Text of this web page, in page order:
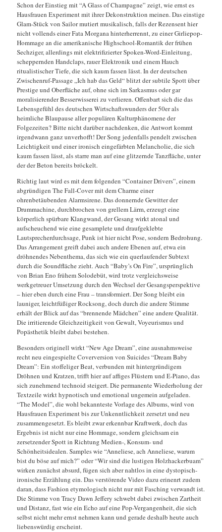
Schon der Einstieg mit “A Glass of Champagne” zeigt, wie ernst es
Hausfrauen Experiment mit ihrer Dekonstruktion meinen. Das einstige
Glam-Stück von Sailor mutiert musikalisch, falls der Rezensent hier
nicht vollends einer Fata Morgana hinterherrennt, zu einer Girliepop-
Hommage an die amerikanische Highschool-Romantik der frühen
Sechziger, allerdings mit elektrifizierter Spoken-Word-Einleitung,
scheppernden Handclaps, rauer Elektronik und einem Hauch
ritualistischer Tiefe, die sich kaum fassen lässt. In der deutschen
Zwischenruf-Passage „Ich hab das Geld“ blitzt der subtile Spott über
Prestige und Oberfläche auf, ohne sich im Sarkasmus oder gar
moralisierender Besserwisserei zu verlieren. Offenbart sich die das
Lebensgefühl des deutschen Wirtschaftswunders der 50er als
heimliche Blaupause aller populären Kulturphänomene der
Folgezeiten? Bitte nicht darüber nachdenken, die Antwort kommt
irgendwann ganz unverhofft! Der Song jedenfalls pendelt zwischen
Leichtigkeit und einer ironisch eingefärbten Melancholie, die sich
kaum fassen lässt, als starre man auf eine glitzernde Tanzfläche, unter
der der Beton bereits bröckelt.
Richtig laut wird es mit dem folgenden “Container Drivers”, einem
abgründigen The Fall-Cover mit dem Charme einer
ohrenbetäubenden Alarmsirene. Das donnernde Gewitter der
Drummachine, durchbrochen von grellem Lärm, erzeugt eine
körperlich spürbare Klangwand, der Gesang wirkt atonal und
aufscheuchend wie eine gesamplete und draufgeklebte
Lautsprecherdurchsage, Punk ist hier nicht Pose, sondern Bedrohung.
Das Arrangement greift dabei auch andere Ebenen auf, etwa ein
dröhnendes Nebenthema, das sich wie ein querlaufender Subtext
durch die Soundfläche zieht. Auch “Baby’s On Fire”, ursprünglich
von Brian Eno frühem Solodebüt, wird trotz vergleichsweise
werkgetreuer Umsetzung durch den Wechsel der Gesangsperspektive
– hier eben durch eine Frau – transformiert. Der Song bleibt ein
launiger, leichtfüßiger Rocksong, doch durch die andere Stimme
erhält der Blick auf das “brennende Mädchen” eine andere Qualität.
Die irritierende Gleichzeitigkeit von Gewalt, Voyeurismus und
Popästhetik bleibt dabei bestehen.
Besonders originell wirkt “New Age Dream”, eine ausnahmsweise
recht neu eingespielte Coverversion von Suicides “Dream Baby
Dream”: Ein stoffeliger Beat, verbunden mit hintergründigem
Dröhnen und Kratzen, trifft hier auf affiges Flüstern und E-Piano, das
sich zunehmend technoid steigert. Die permanente Wiederholung der
Textzeile wirkt hypnotisch und emotional ungemein aufgeladen.
“The Model”, die wohl bekannteste Vorlage des Albums, wird von
Hausfrauen Experiment bis zur Unkenntlichkeit zersetzt und neu
zusammengesetzt. Es bleibt zwar erkennbar Kraftwerk, doch das
Ergebnis ist nicht nur eine Hommage, sondern gleichsam ein
zersetzender Spott in Richtung Medien-, Konsum- und
Schönheitsidealen. Samples wie “Anneliese, ach Anneliese, warum
bist du böse auf mich?” oder “Wir sind die lustigen Holzhackerbuam”
wirken zunächst absurd, fügen sich aber nahtlos in eine dystopisch-
ironische Erzählung ein. Das verstörende Video dazu erinenrt zudem
daran, dass Fashion etymologisch nicht nur mit Fasching verwandt ist.
Die Stimme von Tracy Dawn Jeffery schwebt dabei zwischen Zartheit
und Distanz, fast wie ein Echo auf eine Pop-Vergangenheit, die sich
selbst nicht mehr ernst nehmen kann und gerade deshalb heute auch
liebenswürdig erscheint.